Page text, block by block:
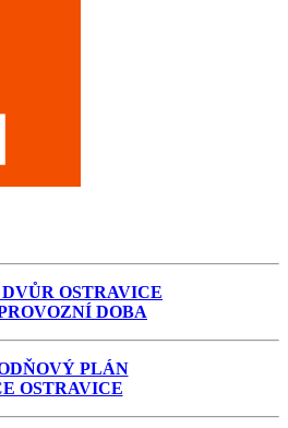
OSTRAVICE
DOBA
PLÁN
OSTRAVICE